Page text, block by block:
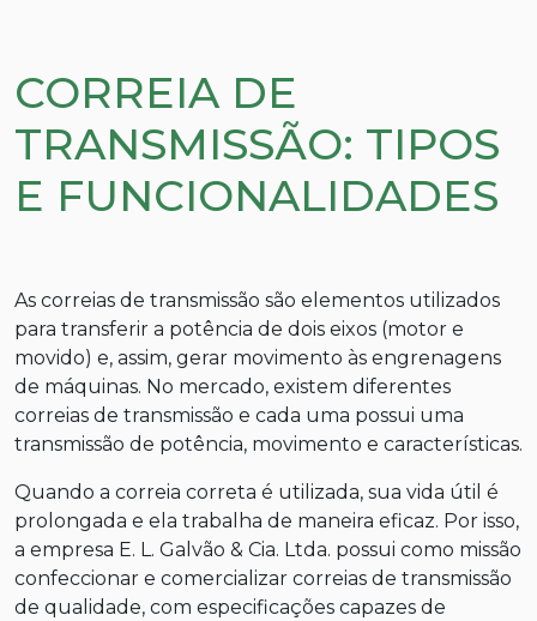
CORREIA DE
TRANSMISSÃO: TIPOS
E FUNCIONALIDADES
As correias de transmissão são elementos utilizados
para transferir a potência de dois eixos (motor e
movido) e, assim, gerar movimento às engrenagens
de máquinas. No mercado, existem diferentes
correias de transmissão e cada uma possui uma
transmissão de potência, movimento e características.
Quando a correia correta é utilizada, sua vida útil é
prolongada e ela trabalha de maneira eficaz. Por isso,
a empresa E. L. Galvão & Cia. Ltda. possui como missão
confeccionar e comercializar correias de transmissão
de qualidade, com especificações capazes de